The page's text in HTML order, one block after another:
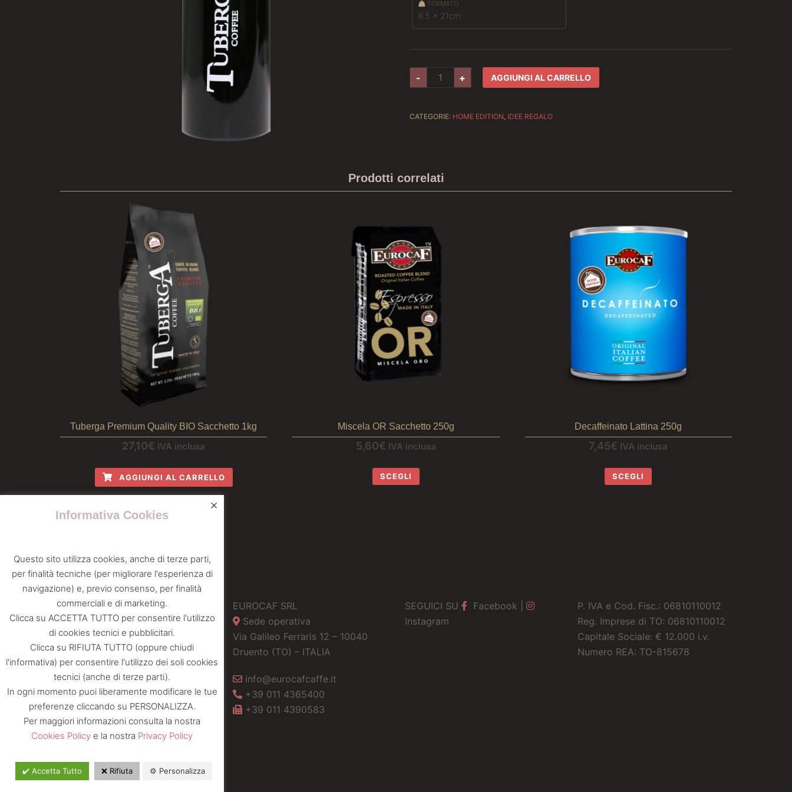
FORMATO
6.5 x 21cm
-
Borraccia
Tuberga
Coffee
+ AGGIUNGI AL CARRELLO
CATEGORIE: HOME EDITION, IDEE REGALO
Prodotti correlati
Tuberga Premium Quality BIO Sacchetto 1kg
27,10€ IVA inclusa
AGGIUNGI AL CARRELLO
Miscela OR Sacchetto 250g
5,60€ IVA inclusa
SCEGLI
Decaffeinato Lattina 250g
7,45€ IVA inclusa
SCEGLI
Condizioni Generali di Vendita
Resi
Privacy policy
Entra
EUROCAF SRL
Sede operativa
Via Galileo Ferraris 12 – 10040
Druento (TO) – ITALIA
info@eurocafcaffe.it
+39 011 4365400
+39 011 4390583
SEGUICI SU Facebook
Instagram
P. IVA e Cod. Fisc.: 06810110012
Reg. Imprese di TO: 06810110012
Capitale Sociale: € 12.000 i.v.
Numero REA: TO-815678
Informativa Cookies
×
Questo sito utilizza cookies, anche di terze parti,
per finalità tecniche (per migliorare l'esperienza di
navigazione) e, previo consenso, per finalità
commerciali e di marketing.
Clicca su ACCETTA TUTTO per consentire l'utilizzo
di cookies tecnici e pubblicitari.
Clicca su RIFIUTA TUTTO (oppure chiudi
l'informativa) per consentire l'utilizzo dei soli cookies
tecnici (anche di terze parti).
In ogni momento puoi liberamente modificare le tue
preferenze cliccando su PERSONALIZZA.
Per maggiori informazioni consulta la nostra
Cookies Policy e la nostra Privacy Policy
✔️ Accetta Tutto ❌ Rifiuta ⚙️ Personalizza